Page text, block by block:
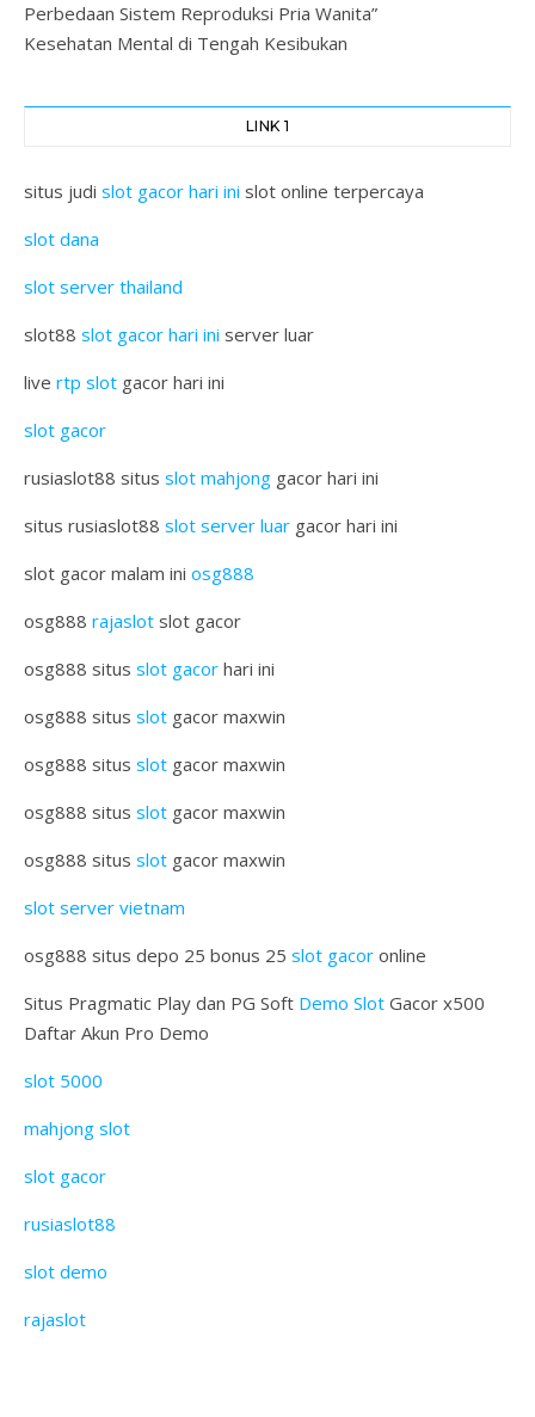
Perbedaan Sistem Reproduksi Pria Wanita”
Kesehatan Mental di Tengah Kesibukan
LINK 1
situs judi slot gacor hari ini slot online terpercaya
slot dana
slot server thailand
slot88 slot gacor hari ini server luar
live rtp slot gacor hari ini
slot gacor
rusiaslot88 situs slot mahjong gacor hari ini
situs rusiaslot88 slot server luar gacor hari ini
slot gacor malam ini osg888
osg888 rajaslot slot gacor
osg888 situs slot gacor hari ini
osg888 situs slot gacor maxwin
osg888 situs slot gacor maxwin
osg888 situs slot gacor maxwin
osg888 situs slot gacor maxwin
slot server vietnam
osg888 situs depo 25 bonus 25 slot gacor online
Situs Pragmatic Play dan PG Soft Demo Slot Gacor x500
Daftar Akun Pro Demo
slot 5000
mahjong slot
slot gacor
rusiaslot88
slot demo
rajaslot